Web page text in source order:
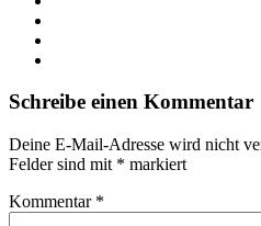
Schreibe einen Kommentar
Deine E-Mail-Adresse wird nicht
Felder sind mit * markiert
Kommentar *